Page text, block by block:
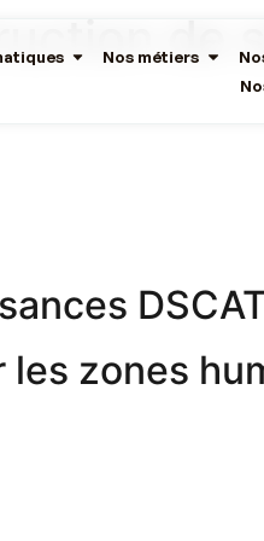
Nos métiers
de
zones